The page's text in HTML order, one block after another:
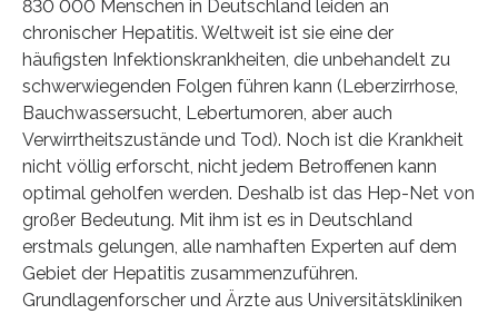
830 000 Menschen in Deutschland leiden an
chronischer Hepatitis. Weltweit ist sie eine der
häufigsten Infektionskrankheiten, die unbehandelt zu
schwerwiegenden Folgen führen kann (Leberzirrhose,
Bauchwassersucht, Lebertumoren, aber auch
Verwirrtheitszustände und Tod). Noch ist die Krankheit
nicht völlig erforscht, nicht jedem Betroffenen kann
optimal geholfen werden. Deshalb ist das Hep-Net von
großer Bedeutung. Mit ihm ist es in Deutschland
erstmals gelungen, alle namhaften Experten auf dem
Gebiet der Hepatitis zusammenzuführen.
Grundlagenforscher und Ärzte aus Universitätskliniken